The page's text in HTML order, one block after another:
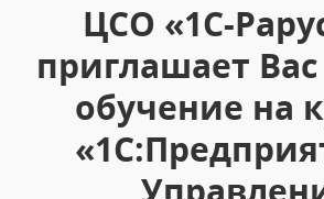
ЦСО «1С-
приглашает
обучение на